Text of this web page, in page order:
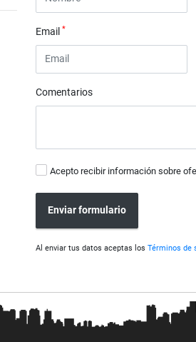
Email*
Comentarios
Acepto recibir información sobre
Enviar formulario
Al enviar tus datos aceptas losTérminos de